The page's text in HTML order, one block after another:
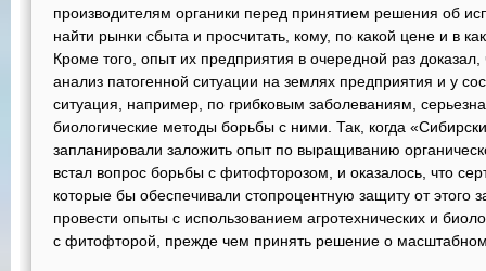
производителям органики перед принятием решения об
найти рынки сбыта и просчитать, кому, по какой цене и в
Кроме того, опыт их предприятия в очередной раз
анализ патогенной ситуации на землях предприятия и у
ситуация, например, по грибковым заболеваниям,
биологические методы борьбы с ними. Так, когда
запланировали заложить опыт по выращиванию
встал вопрос борьбы с фитофторозом, и оказалось, что
которые бы обеспечивали стопроцентную защиту от этого
провести опыты с использованием агротехнических и
с фитофторой, прежде чем принять решение о масштабном